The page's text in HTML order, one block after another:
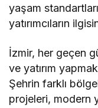
yaşam
yatırımcıların
İzmir, her geçen
ve yatırım
Şehrin farklı
projeleri, modern